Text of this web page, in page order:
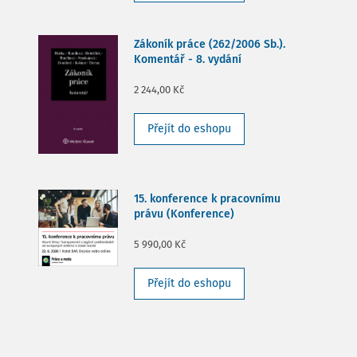
Zákoník práce (262/2006 Sb.).
Komentář - 8. vydání
2 244,00 Kč
Přejít do eshopu
15. konference k pracovnímu
právu (Konference)
5 990,00 Kč
Přejít do eshopu